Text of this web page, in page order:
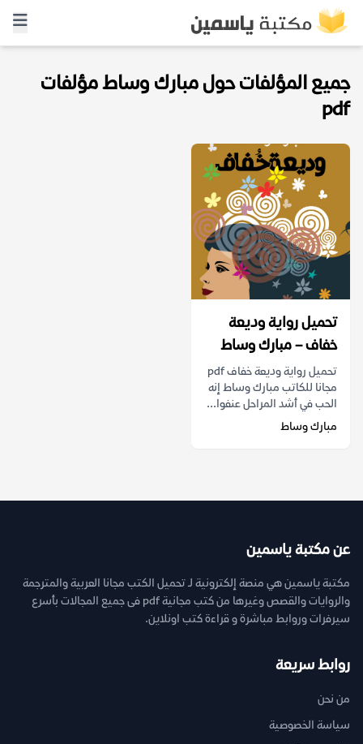
جميع المؤلفات حول مبارك وساط مؤلفات
pdf
تحميل رواية وديعة
خفاف – مبارك وساط
تحميل رواية وديعة خفاف pdf
مجانا للكاتب مبارك وساط إنه
الحب في أشد المراحل عنفوا...
مبارك وساط
عن مكتبة ياسمين
مكتبة ياسمين هي منصة إلكترونية لـ تحميل الكتب مجانا العربية والمترجمة
والروايات والقصص وغيرها من كتب مجانية pdf فى جميع المجالات بأسرع
سيرفرات وروابط مباشرة و قراءة كتب اونلاين.
روابط سريعة
من نحن
سياسة الخصوصية